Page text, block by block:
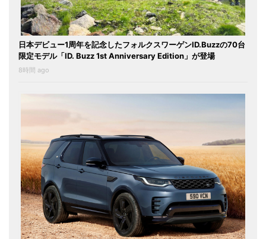
日本デビュー1周年を記念したフォルクスワーゲンID.Buzzの70台
限定モデル「ID. Buzz 1st Anniversary Edition」が登場
8時間 ago